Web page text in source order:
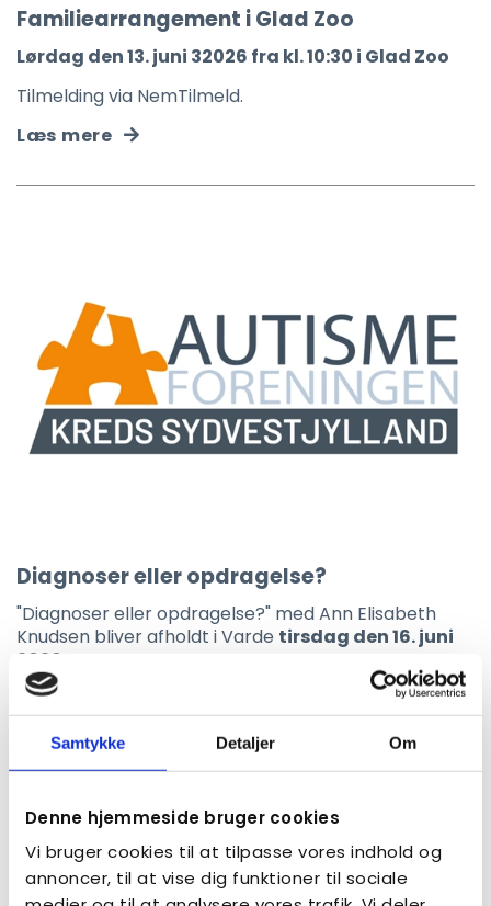
Samtykke Detaljer Om
Denne hjemmeside bruger cookies
Vi bruger cookies til at tilpasse vores indhold og
annoncer, til at vise dig funktioner til sociale
Familiearrangement i Glad Zoo
Lørdag den 13. juni 32026 fra kl. 10:30 i Glad Zoo
Tilmelding via NemTilmeld.
Læs mere
Diagnoser eller opdragelse?
"Diagnoser eller opdragelse?" med Ann Elisabeth
Knudsen bliver afholdt i Varde tirsdag den 16. juni
2026.
Arrangementet er desværre aflyst
Læs mere